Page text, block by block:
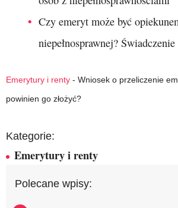
Czy emeryt może być
niepełnosprawnej?
Emerytury i renty - Wniosek o przeliczenie
powinien go złożyć?
Kategorie:
Emerytury i renty
Polecane wpisy: